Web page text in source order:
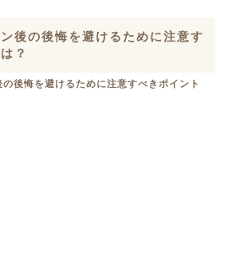
後の後悔を避けるために注意す
？